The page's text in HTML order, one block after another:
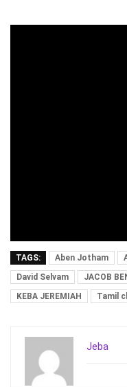
TAGS: Aben Jotham
David Selvam
JACOB
KEBA JEREMIAH
Tamil
Jeba